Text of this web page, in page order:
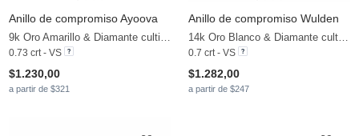
Anillo de compromiso Ayoova
9k Oro Amarillo & Diamante cultivado en laboratorio
0.73 crt - VS
$1.230,00
a partir de $321
Anillo de compromiso Wulden
14k Oro Blanco & Diamante cultivado en laboratorio
0.7 crt - VS
$1.282,00
a partir de $247